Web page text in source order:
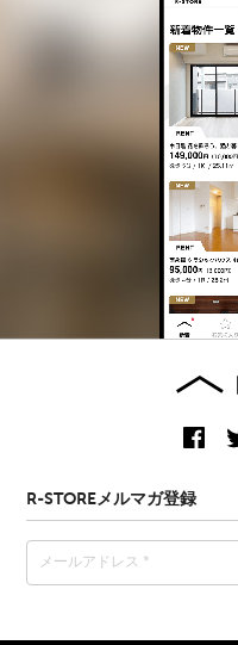
R-STOREメルマガ登録